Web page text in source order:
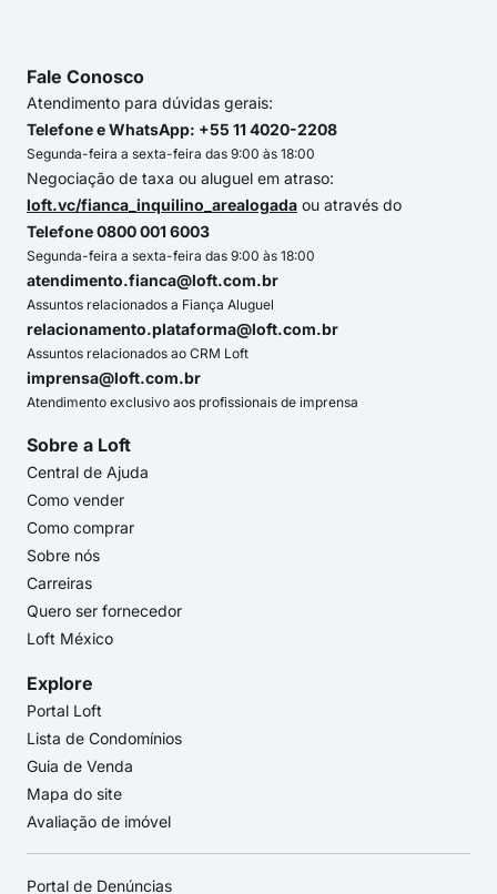
Fale Conosco
Atendimento para dúvidas gerais:
Telefone e WhatsApp: +55 11 4020-2208
Segunda-feira a sexta-feira das 9:00 às 18:00
Negociação de taxa ou aluguel em atraso:
loft.vc/fianca_inquilino_arealogada ou através do
Telefone 0800 001 6003
Segunda-feira a sexta-feira das 9:00 às 18:00
atendimento.fianca@loft.com.br
Assuntos relacionados a Fiança Aluguel
relacionamento.plataforma@loft.com.br
Assuntos relacionados ao CRM Loft
imprensa@loft.com.br
Atendimento exclusivo aos profissionais de imprensa
Sobre a Loft
Central de Ajuda
Como vender
Como comprar
Sobre nós
Carreiras
Quero ser fornecedor
Loft México
Explore
Portal Loft
Lista de Condomínios
Guia de Venda
Mapa do site
Avaliação de imóvel
Portal de Denúncias